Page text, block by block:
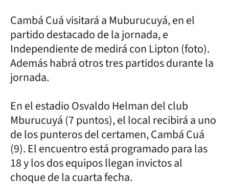
Cambá Cuá visitará a Muburucuyá, en el
partido destacado de la jornada, e
Independiente de medirá con Lipton (foto).
Además habrá otros tres partidos durante la
jornada.
En el estadio Osvaldo Helman del club
Mburucuyá (7 puntos), el local recibirá a uno
de los punteros del certamen, Cambá Cuá
(9). El encuentro está programado para las
18 y los dos equipos llegan invictos al
choque de la cuarta fecha.